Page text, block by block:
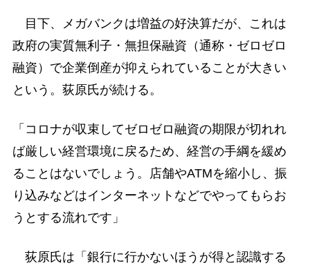
目下、メガバンクは増益の好決算だが、これは
政府の実質無利子・無担保融資（通称・ゼロゼロ
融資）で企業倒産が抑えられていることが大きい
という。荻原氏が続ける。
「コロナが収束してゼロゼロ融資の期限が切れれ
ば厳しい経営環境に戻るため、経営の手綱を緩め
ることはないでしょう。店舗やATMを縮小し、振
り込みなどはインターネットなどでやってもらお
うとする流れです」
荻原氏は「銀行に行かないほうが得と認識する